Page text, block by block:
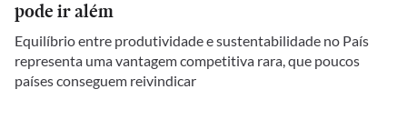
pode ir além
Equilíbrio entre produtividade e sustentabilidade no País
representa uma vantagem competitiva rara, que poucos
países conseguem reivindicar